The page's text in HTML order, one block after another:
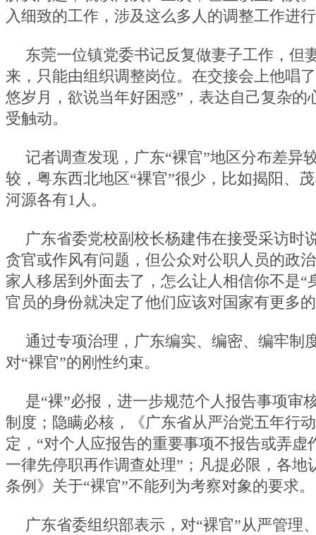
入细致的工作，涉及这么多人的调整工作进
东莞一位镇党委书记反复做妻子工作，但
来，只能由组织调整岗位。在交接会上他唱
悠岁月，欲说当年好困惑”，表达自己复杂的
受触动。
记者调查发现，广东“裸官”地区分布差异
较，粤东西北地区“裸官”很少，比如揭阳、
河源各有1人。
广东省委党校副校长杨建伟在接受采访时
贪官或作风有问题，但公众对公职人员的政
家人移居到外面去了，怎么让人相信你不是“
官员的身份就决定了他们应该对国家有更多
通过专项治理，广东编实、编密、编牢制
对“裸官”的刚性约束。
是“裸”必报，进一步规范个人报告事项审
制度；隐瞒必核，《广东省从严治党五年行
定，“对个人应报告的重要事项不报告或弄虚
一律先停职再作调查处理”；凡提必限，各地
条例》关于“裸官”不能列为考察对象的要求。
广东省委组织部表示，对“裸官”从严管理